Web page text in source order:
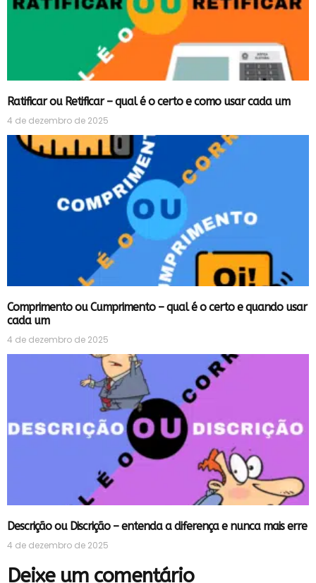
Ratificar ou Retificar – qual é o certo e como usar cada um
4 de dezembro de 2025
Comprimento ou Cumprimento – qual é o certo e quando usar
cada um
4 de dezembro de 2025
Descrição ou Discrição – entenda a diferença e nunca mais erre
4 de dezembro de 2025
Deixe um comentário